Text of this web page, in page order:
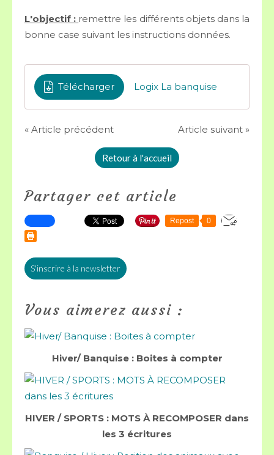
L'objectif : remettre les différents objets dans la
bonne case suivant les instructions données.
Télécharger Logix La banquise
« Article précédent Article suivant »
Retour à l'accueil
Partager cet article
Repost 0
S'inscrire à la newsletter
Vous aimerez aussi :
Hiver/ Banquise : Boites à compter
HIVER / SPORTS : MOTS À RECOMPOSER dans
les 3 écritures